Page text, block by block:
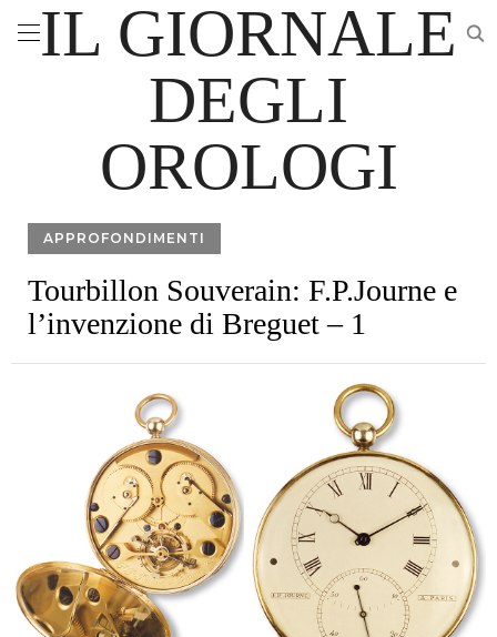
IL GIORNALE
DEGLI
OROLOGI
APPROFONDIMENTI
Tourbillon Souverain: F.P.Journe e
l’invenzione di Breguet – 1